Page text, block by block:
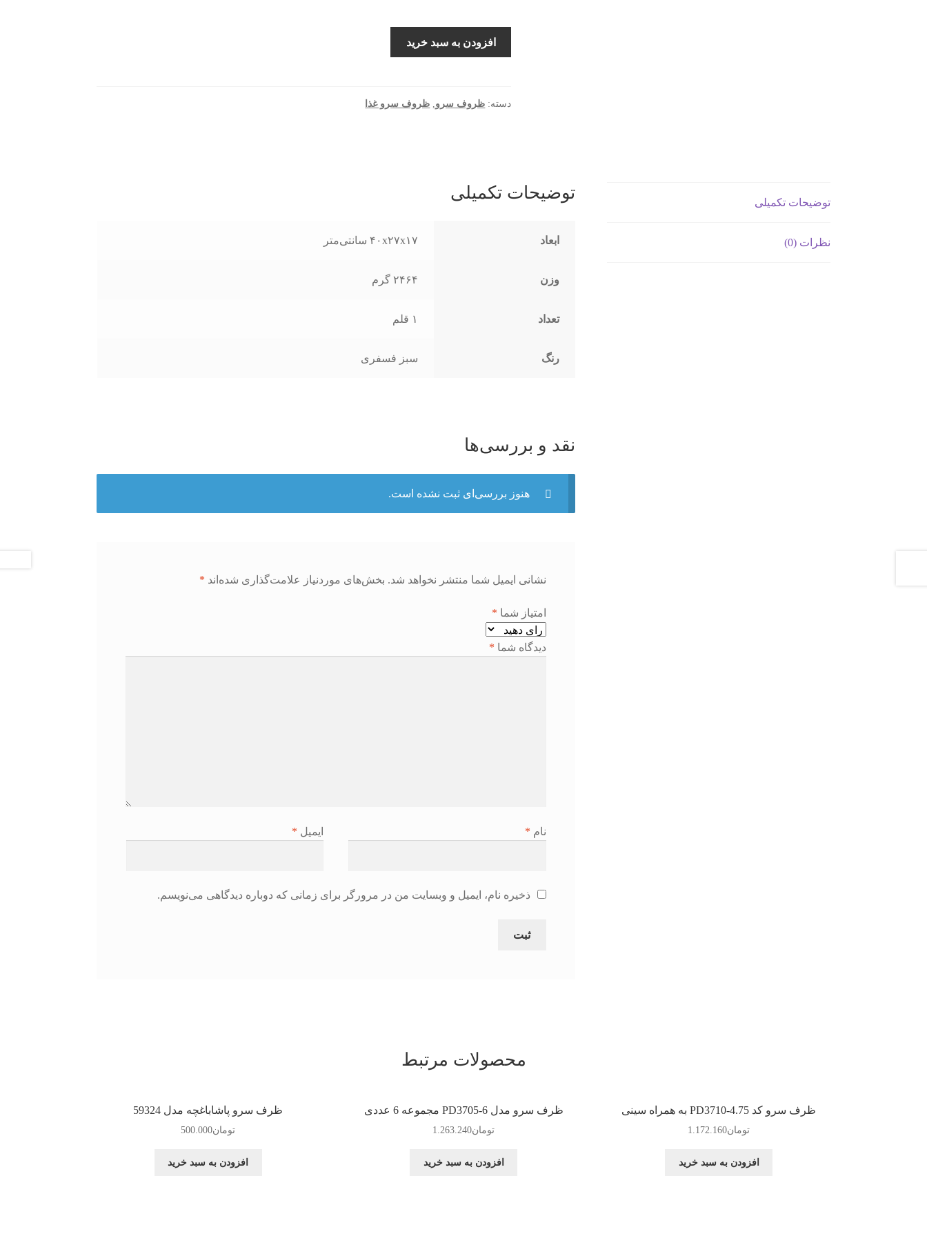
ظرف
H-
افزودن به سبد خرید
دسته: ظروف سرو, ظروف سرو غذا
توضیحات تکمیلی
نظرات (0)
توضیحات تکمیلی
ابعاد ۴۰x۲۷x۱۷ سانتی‌متر
وزن ۲۴۶۴ گرم
تعداد ۱ قلم
رنگ سبز فسفری
نقد و بررسی‌ها
هنوز بررسی‌ای ثبت نشده است.
نشانی ایمیل شما منتشر نخواهد شد. بخش‌های موردنیاز علامت‌گذاری شده‌اند *
امتیاز شما *
دیدگاه شما *
نام * ایمیل *
ذخیره نام، ایمیل و وبسایت من در مرورگر برای زمانی که دوباره دیدگاهی می‌نویسم.
محصولات مرتبط
ظرف سرو کد PD3710-4.75 به همراه سینی
تومان1.172.160
افزودن به سبد خرید
ظرف سرو مدل PD3705-6 مجموعه 6 عددی
تومان1.263.240
افزودن به سبد خرید
ظرف سرو پاشاباغچه مدل 59324
تومان500.000
افزودن به سبد خرید